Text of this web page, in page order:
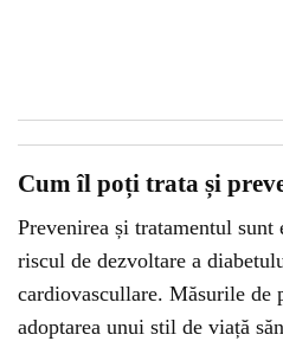
Cum îl poți trata și
Prevenirea și tratamentul sunt
riscul de dezvoltare a
cardiovascullare. Măsurile de
adoptarea unui stil de viață